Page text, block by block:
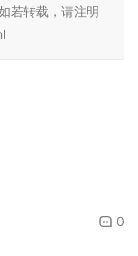
若转载，请注明
0